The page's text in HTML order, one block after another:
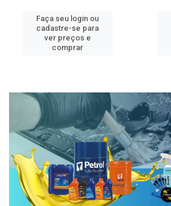
Faça seu login ou
cadastre-se para
ver preços e
comprar